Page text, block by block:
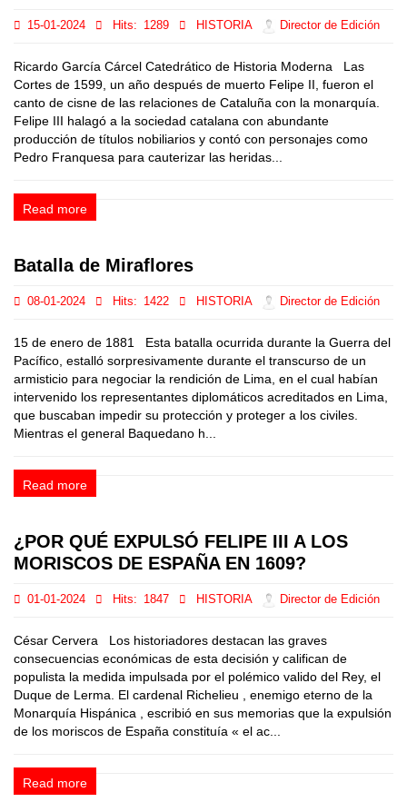
15-01-2024 Hits: 1289 HISTORIA Director de Edición
Ricardo García Cárcel Catedrático de Historia Moderna Las
Cortes de 1599, un año después de muerto Felipe II, fueron el
canto de cisne de las relaciones de Cataluña con la monarquía.
Felipe III halagó a la sociedad catalana con abundante
producción de títulos nobiliarios y contó con personajes como
Pedro Franquesa para cauterizar las heridas...
Read more
Batalla de Miraflores
08-01-2024 Hits: 1422 HISTORIA Director de Edición
15 de enero de 1881 Esta batalla ocurrida durante la Guerra del
Pacífico, estalló sorpresivamente durante el transcurso de un
armisticio para negociar la rendición de Lima, en el cual habían
intervenido los representantes diplomáticos acreditados en Lima,
que buscaban impedir su protección y proteger a los civiles.
Mientras el general Baquedano h...
Read more
¿POR QUÉ EXPULSÓ FELIPE III A LOS
MORISCOS DE ESPAÑA EN 1609?
01-01-2024 Hits: 1847 HISTORIA Director de Edición
César Cervera Los historiadores destacan las graves
consecuencias económicas de esta decisión y califican de
populista la medida impulsada por el polémico valido del Rey, el
Duque de Lerma. El cardenal Richelieu , enemigo eterno de la
Monarquía Hispánica , escribió en sus memorias que la expulsión
de los moriscos de España constituía « el ac...
Read more